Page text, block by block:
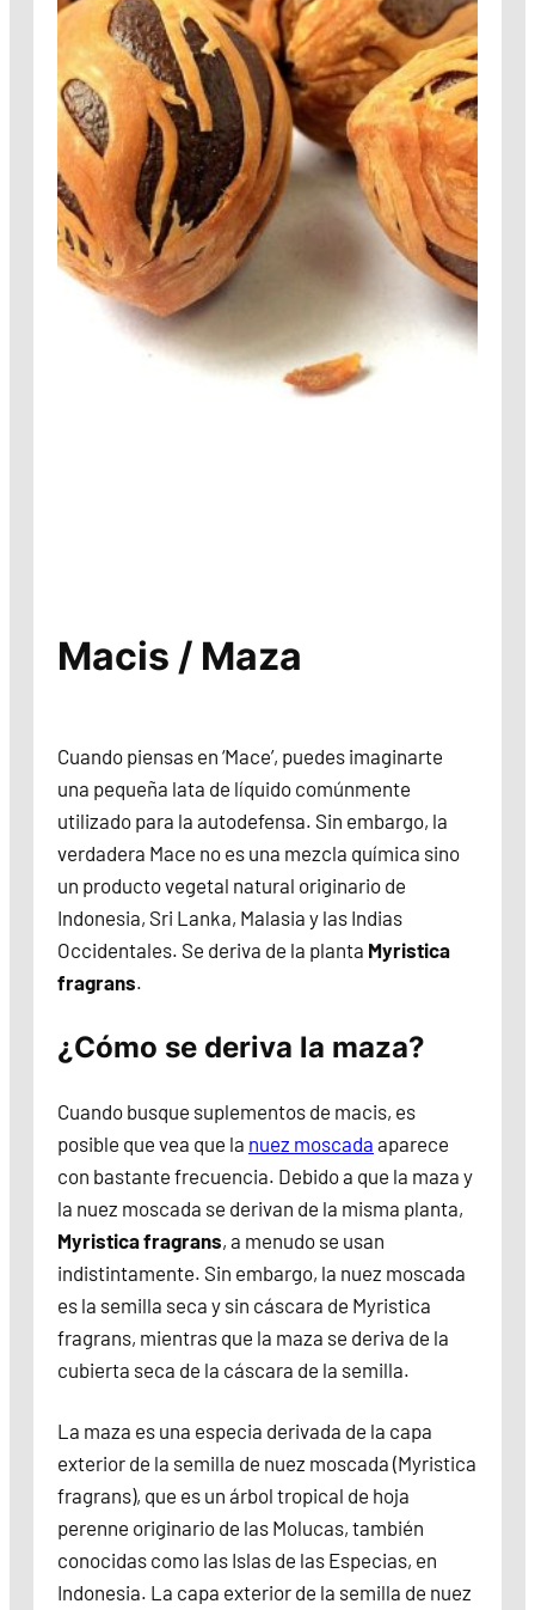
Macis / Maza
Cuando piensas en ‘Mace’, puedes imaginarte
una pequeña lata de líquido comúnmente
utilizado para la autodefensa. Sin embargo, la
verdadera Mace no es una mezcla química sino
un producto vegetal natural originario de
Indonesia, Sri Lanka, Malasia y las Indias
Occidentales. Se deriva de la planta Myristica
fragrans.
¿Cómo se deriva la maza?
Cuando busque suplementos de macis, es
posible que vea que la nuez moscada aparece
con bastante frecuencia. Debido a que la maza y
la nuez moscada se derivan de la misma planta,
Myristica fragrans, a menudo se usan
indistintamente. Sin embargo, la nuez moscada
es la semilla seca y sin cáscara de Myristica
fragrans, mientras que la maza se deriva de la
cubierta seca de la cáscara de la semilla.
La maza es una especia derivada de la capa
exterior de la semilla de nuez moscada (Myristica
fragrans), que es un árbol tropical de hoja
perenne originario de las Molucas, también
conocidas como las Islas de las Especias, en
Indonesia. La capa exterior de la semilla de nuez